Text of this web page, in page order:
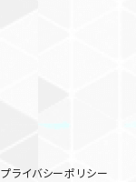
プライバシーポリシー